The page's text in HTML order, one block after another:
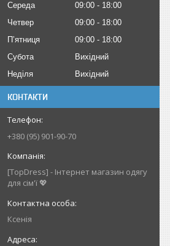
Середа
09:00
18:00
Четвер
09:00
18:00
Пʼятниця
09:00
18:00
Субота
Вихідний
Неділя
Вихідний
КОНТАКТИ
+380 (95) 901-90-70
[TopDress] - Інтернет магазин одягу
для сім'ї 💖
Ксенія